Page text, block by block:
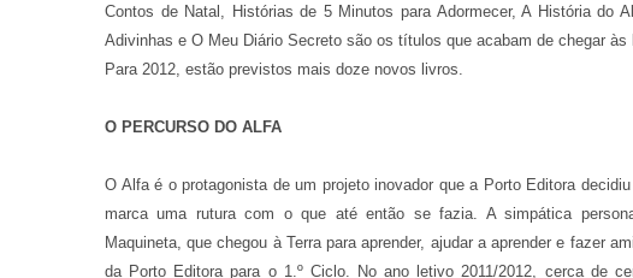
Contos de Natal, Histórias de 5 Minutos para Adormecer, A História do
Adivinhas e O Meu Diário Secreto são os títulos que acabam de chegar às
Para 2012, estão previstos mais doze novos livros.
O PERCURSO DO ALFA
O Alfa é o protagonista de um projeto inovador que a Porto Editora
marca uma rutura com o que até então se fazia. A simpática
Maquineta, que chegou à Terra para aprender, ajudar a aprender e fazer
da Porto Editora para o 1.º Ciclo. No ano letivo 2011/2012, cerca de